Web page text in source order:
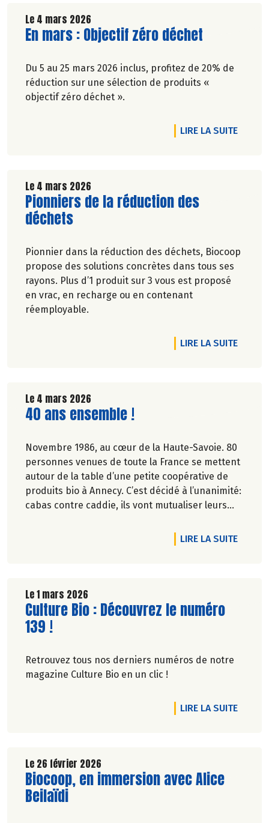
Le 4 mars 2026
Lire la suite de l'article
En mars : Objectif zéro déchet
Du 5 au 25 mars 2026 inclus, profitez de 20% de
réduction sur une sélection de produits «
objectif zéro déchet ».
LIRE LA SUITEDE
Le 4 mars 2026
Lire la suite de l'article
Pionniers de la réduction des
déchets
Pionnier dans la réduction des déchets, Biocoop
propose des solutions concrètes dans tous ses
rayons. Plus d’1 produit sur 3 vous est proposé
en vrac, en recharge ou en contenant
réemployable.
LIRE LA SUITEDE
Le 4 mars 2026
Lire la suite de l'article
40 ans ensemble !
Novembre 1986, au cœur de la Haute-Savoie. 80
personnes venues de toute la France se mettent
autour de la table d’une petite coopérative de
produits bio à Annecy. C’est décidé à l’unanimité:
cabas contre caddie, ils vont mutualiser leurs
LIRE LA SUITEDE
Le 1 mars 2026
Lire la suite de l'article
Culture Bio : Découvrez le numéro
139 !
Retrouvez tous nos derniers numéros de notre
magazine Culture Bio en un clic !
LIRE LA SUITEDE
Le 26 février 2026
Lire la suite de l'article
Biocoop, en immersion avec Alice
Beilaïdi